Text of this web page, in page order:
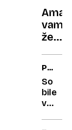
vam
želi
sIZ
So
bile
v